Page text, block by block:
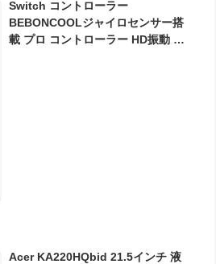
Switch コントローラー
BEBONCOOLジャイロセンサー搭
載 プロ コントローラー HD振動 振
Acer KA220HQbid 21.5インチ 液